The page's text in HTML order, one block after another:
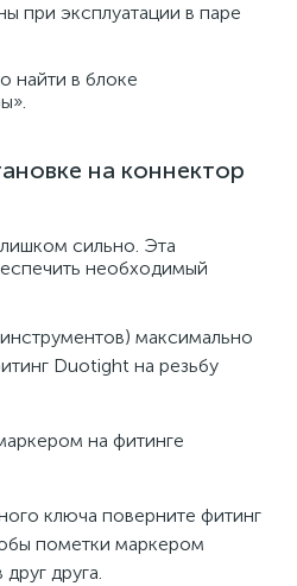
при эксплуатации в паре
найти в блоке
на коннектор
сильно. Эта
необходимый
максимально
Duotight на резьбу
на фитинге
ключа поверните фитинг
пометки маркером
друга.